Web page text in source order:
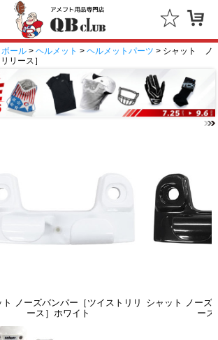
ール > ヘルメット > ヘルメットパーツ > シャット ノ
リース］
ト ノーズバンパー［ツイストリリ
ース］ホワイト
シャット ノーズ
ース